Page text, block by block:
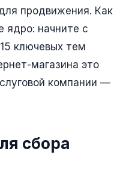
продвижения. Как
ядро: начните с
ключевых тем
магазина это
компании —
сбора